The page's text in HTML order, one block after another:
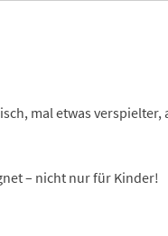
mal etwas
– nicht nur für Kinder!